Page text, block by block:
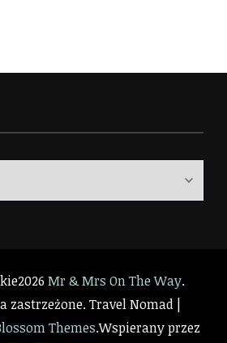
Mr & Mrs On The Way.
zastrzeżone.Travel Nomad |
Themes.Wspierany przez